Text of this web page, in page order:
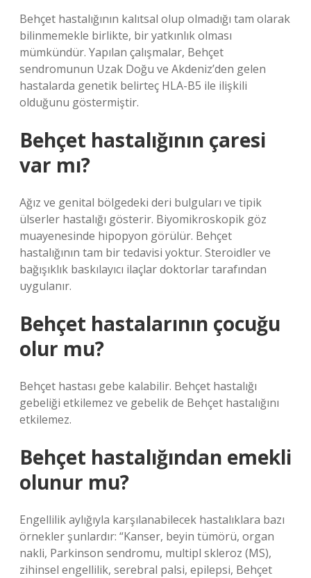
Behçet hastalığının kalıtsal olup olmadığı tam olarak
bilinmemekle birlikte, bir yatkınlık olması
mümkündür. Yapılan çalışmalar, Behçet
sendromunun Uzak Doğu ve Akdeniz’den gelen
hastalarda genetik belirteç HLA-B5 ile ilişkili
olduğunu göstermiştir.
Behçet hastalığının çaresi
var mı?
Ağız ve genital bölgedeki deri bulguları ve tipik
ülserler hastalığı gösterir. Biyomikroskopik göz
muayenesinde hipopyon görülür. Behçet
hastalığının tam bir tedavisi yoktur. Steroidler ve
bağışıklık baskılayıcı ilaçlar doktorlar tarafından
uygulanır.
Behçet hastalarının çocuğu
olur mu?
Behçet hastası gebe kalabilir. Behçet hastalığı
gebeliği etkilemez ve gebelik de Behçet hastalığını
etkilemez.
Behçet hastalığından emekli
olunur mu?
Engellilik aylığıyla karşılanabilecek hastalıklara bazı
örnekler şunlardır: “Kanser, beyin tümörü, organ
nakli, Parkinson sendromu, multipl skleroz (MS),
zihinsel engellilik, serebral palsi, epilepsi, Behçet